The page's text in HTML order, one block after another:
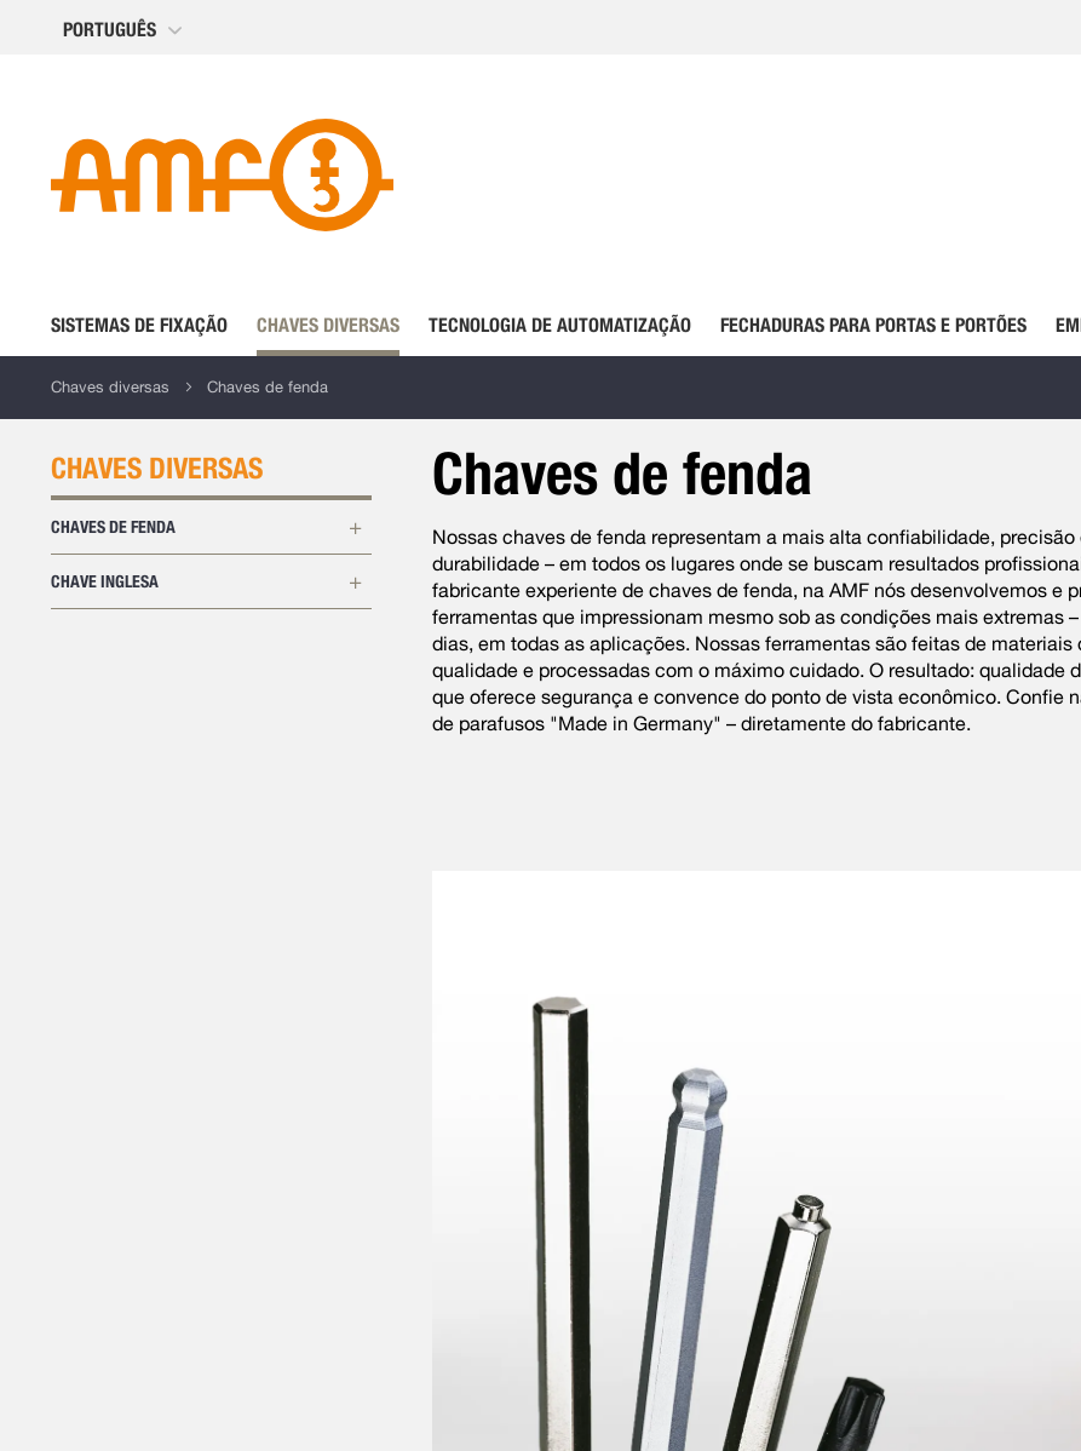
Conteúdo
PORTUGUÊS
SISTEMAS DE FIXAÇÃO CHAVES DIVERSAS TECNOLOGIA DE AUTOMATIZAÇÃO FECHADURAS PARA PORTAS E PORTÕES
Chaves diversas Chaves de fenda
Chaves de fenda
Nossas chaves de fenda representam a mais alta confiabilidade, precisão
durabilidade – em todos os lugares onde se buscam resultados
fabricante experiente de chaves de fenda, na AMF nós desenvolvemos e
ferramentas que impressionam mesmo sob as condições mais extremas
dias, em todas as aplicações. Nossas ferramentas são feitas de materiais
qualidade e processadas com o máximo cuidado. O resultado: qualidade
que oferece segurança e convence do ponto de vista econômico. Confie
de parafusos "Made in Germany" – diretamente do fabricante.
CHAVES DIVERSAS
CHAVES DE FENDA
CHAVE INGLESA